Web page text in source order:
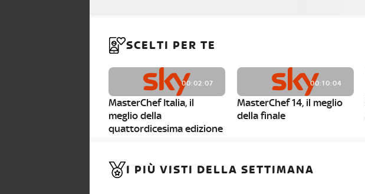
SCELTI PER TE
00:02:07
MasterChef Italia, il
meglio della
quattordicesima edizione
00:10:04
MasterChef 14, il meglio
della finale
I PIÙ VISTI DELLA SETTIMANA